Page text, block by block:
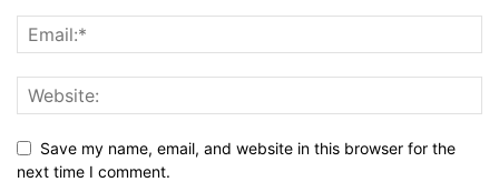
Save my name, email, and website in this browser for the
next time I comment.